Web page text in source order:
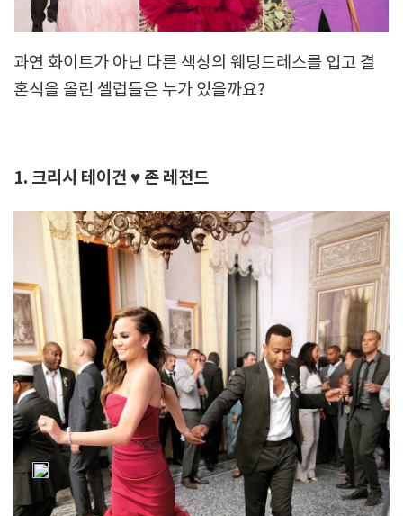
과연 화이트가 아닌 다른 색상의 웨딩드레스를 입고 결
혼식을 올린 셀럽들은 누가 있을까요?
1. 크리시 테이건 ♥ 존 레전드